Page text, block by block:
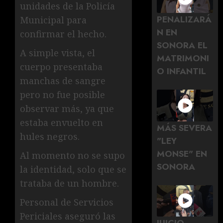
unidades de la Policía
Municipal para
confirmar el hecho.
A simple vista, el
cuerpo presentaba
manchas de sangre
pero no fue posible
observar más, ya que
estaba envuelto en
hules negros.
Al momento no se supo
la identidad, solo que se
trataba de un hombre.
Personal de Servicios
Periciales aseguró las
PENALIZARÁ
N EN
SONORA EL
MATRIMONI
O INFANTIL
MÁS SEVERA
"LEY
MONSE" EN
SONORA